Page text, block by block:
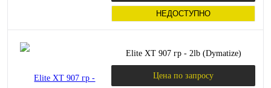
НЕДОСТУПНО
Elite XT 907 гр - 2lb (Dymatize)
Цена по запросу